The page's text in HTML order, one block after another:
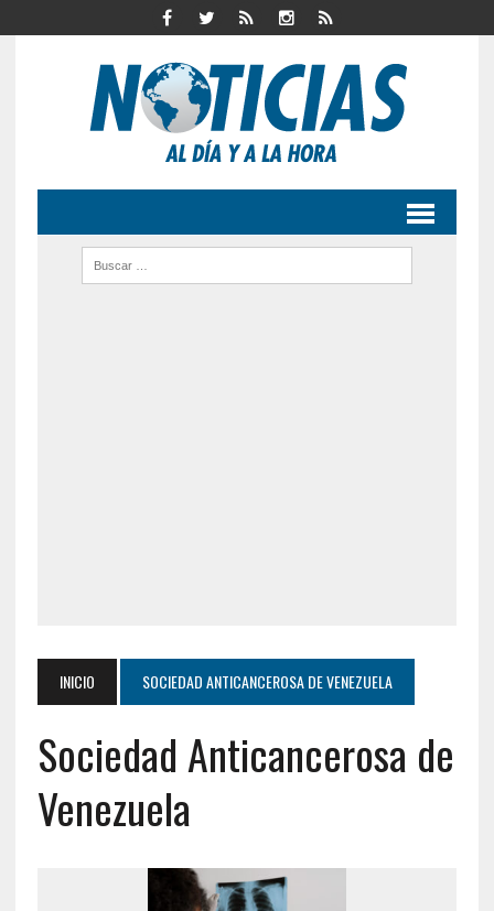
INICIO SOCIEDAD ANTICANCEROSA DE VENEZUELA
Sociedad Anticancerosa de
Venezuela